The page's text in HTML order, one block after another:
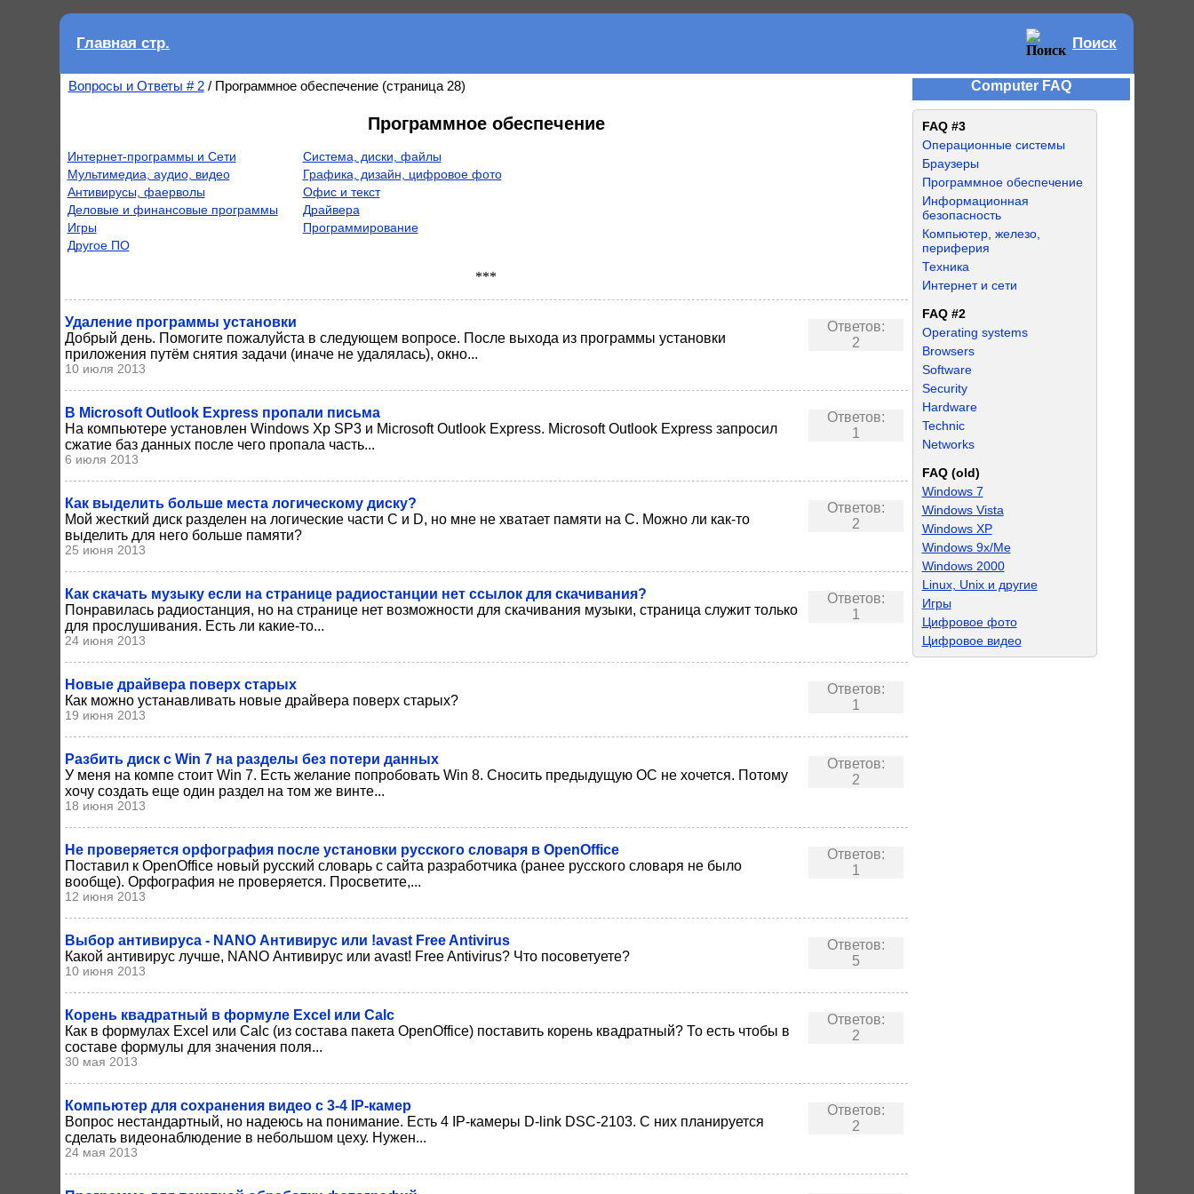
Главная стр. Поиск
Вопросы и Ответы # 2/ Программное обеспечение (страница 28)
Программное обеспечение
Интернет-программы и Сети
Система, диски, файлы
Мультимедиа, аудио, видео
Графика, дизайн, цифровое фото
Антивирусы, фаерволы
Офис и текст
Деловые и финансовые программы
Драйвера
Игры
Программирование
Другое ПО
***
Ответов:
2
Удаление программы установки
Добрый день. Помогите пожалуйста в следующем вопросе. После выхода из программы установки
приложения путём снятия задачи (иначе не удалялась), окно...
10 июля 2013
Ответов:
1
В Microsoft Outlook Express пропали письма
На компьютере установлен Windows Xp SP3 и Microsoft Outlook Express. Microsoft Outlook Express запросил
сжатие баз данных после чего пропала часть...
6 июля 2013
Ответов:
2
Как выделить больше места логическому диску?
Мой жесткий диск разделен на логические части С и D, но мне не хватает памяти на С. Можно ли как-то
выделить для него больше памяти?
25 июня 2013
Ответов:
1
Как скачать музыку если на странице радиостанции нет ссылок для скачивания?
Понравилась радиостанция, но на странице нет возможности для скачивания музыки, страница служит только
для прослушивания. Есть ли какие-то...
24 июня 2013
Ответов:
1
Новые драйвера поверх старых
Как можно устанавливать новые драйвера поверх старых?
19 июня 2013
Ответов:
2
Разбить диск с Win 7 на разделы без потери данных
У меня на компе стоит Win 7. Есть желание попробовать Win 8. Сносить предыдущую ОС не хочется. Потому
хочу создать еще один раздел на том же винте...
18 июня 2013
Ответов:
1
Не проверяется орфография после установки русского словаря в OpenOffice
Поставил к OpenOffice новый русский словарь с сайта разработчика (ранее русского словаря не было
вообще). Орфография не проверяется. Просветите,...
12 июня 2013
Ответов:
5
Выбор антивируса - NANO Антивирус или !avast Free Antivirus
Какой антивирус лучше, NANO Антивирус или avast! Free Antivirus? Что посоветуете?
10 июня 2013
Ответов:
2
Корень квадратный в формуле Excel или Calc
Как в формулах Excel или Calc (из состава пакета OpenOffice) поставить корень квадратный? То есть чтобы в
составе формулы для значения поля...
30 мая 2013
Ответов:
2
Компьютер для сохранения видео с 3-4 IP-камер
Вопрос нестандартный, но надеюсь на понимание. Есть 4 IP-камеры D-link DSC-2103. С них планируется
сделать видеонаблюдение в небольшом цеху. Нужен...
24 мая 2013
Computer FAQ
FAQ #3
Операционные системы
Браузеры
Программное обеспечение
Информационная
безопасность
Компьютер, железо,
периферия
Техника
Интернет и сети
FAQ #2
Operating systems
Browsers
Software
Security
Hardware
Technic
Networks
FAQ (old)
Windows 7
Windows Vista
Windows XP
Windows 9x/Me
Windows 2000
Linux, Unix и другие
Игры
Цифровое фото
Цифровое видео